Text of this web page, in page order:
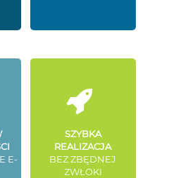
E-
SZYBKA
REALIZACJA
BEZ ZBĘDNEJ
ZWŁOKI